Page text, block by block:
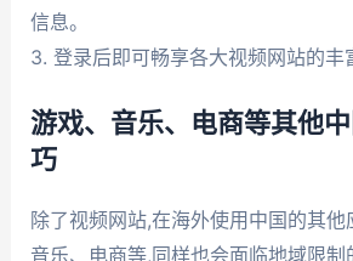
信息。
3. 登录后即可畅享各大视频网站的丰
游戏、音乐、电商等其他
巧
除了视频网站,在海外使用中国的其他
音乐、电商等,同样也会面临地域限制